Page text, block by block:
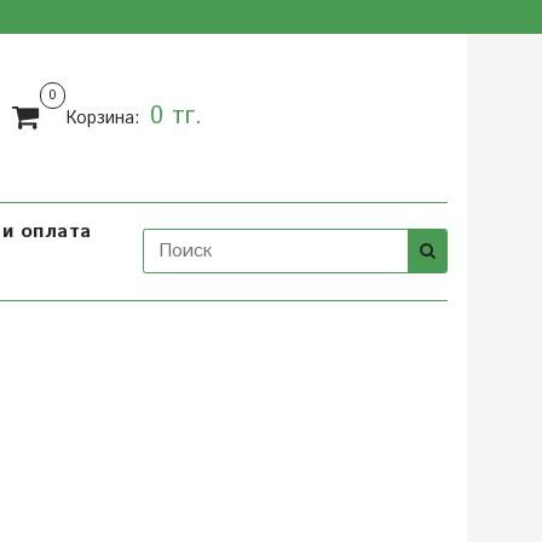
0
Корзина: 0 тг.
оплата